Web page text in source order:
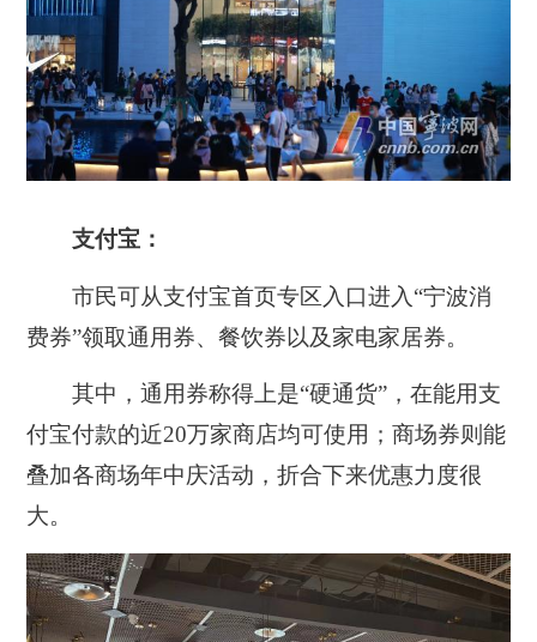
支付宝：
市民可从支付宝首页专区入口进入“宁波消
费券”领取通用券、餐饮券以及家电家居券。
其中，通用券称得上是“硬通货”，在能用支
付宝付款的近20万家商店均可使用；商场券则能
叠加各商场年中庆活动，折合下来优惠力度很
大。